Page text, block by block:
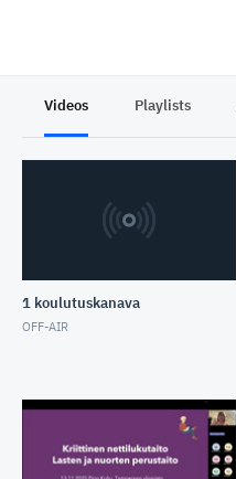
Videos Playlists
1 koulutuskanava
OFF-AIR